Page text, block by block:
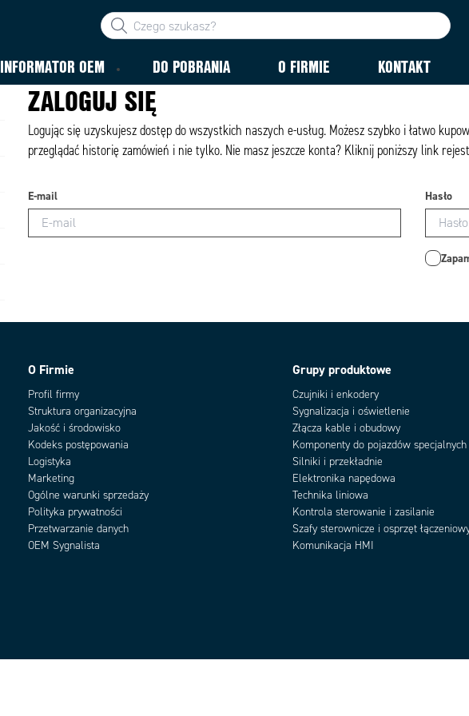
INFORMATOR OEM DO POBRANIA O FIRMIE KONTAKT
ZALOGUJ SIĘ
Logując się uzyskujesz dostęp do wszystkich naszych e-usług. Możesz szybko i łatwo
przeglądać historię zamówień i nie tylko. Nie masz jeszcze konta? Kliknij poniższy link
E-mail Hasło
O Firmie
Profil firmy
Struktura organizacyjna
Jakość i środowisko
Kodeks postępowania
Logistyka
Marketing
Ogólne warunki sprzedaży
Polityka prywatności
Przetwarzanie danych
OEM Sygnalista
Grupy produktowe
Czujniki i enkodery
Sygnalizacja i oświetlenie
Złącza kable i obudowy
Komponenty do pojazdów specjalnych
Silniki i przekładnie
Elektronika napędowa
Technika liniowa
Kontrola sterowanie i zasilanie
Szafy sterownicze i osprzęt
Komunikacja HMI